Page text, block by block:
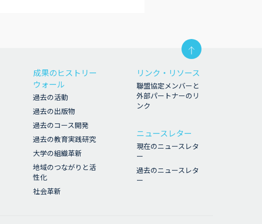
成果のヒストリー
ウォール
過去の活動
過去の出版物
過去のコース開発
過去の教育実践研究
大学の組織革新
地域のつながりと活
性化
社会革新
リンク・リソース
聯盟協定メンバーと
外部パートナーのリ
ンク
ニュースレター
現在のニュースレタ
ー
過去のニュースレタ
ー